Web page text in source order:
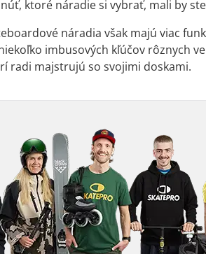
ktoré náradie si vybrať, mali by
náradia však majú viac
imbusových kľúčov rôznych
radi majstrujú so svojimi doskami.